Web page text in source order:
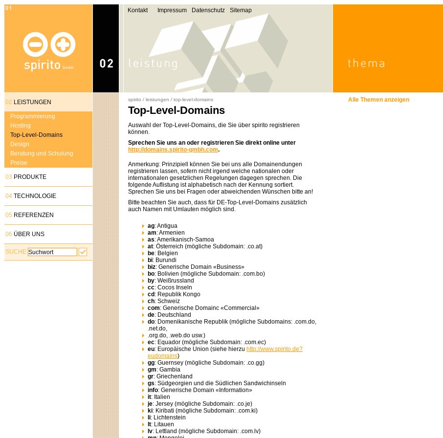
02 LEISTUNGEN
Programmierung
Hosting
Top-Level-Domains
Design
Beratung und Schulung
Preise
03 PRODUKTE
04 TECHNOLOGIE
05 REFERENZEN
06 ÜBER UNS
SUCHE
Kontakt Impressum Datenschutz Sitemap
spirito / leistungen / top-level-domains
Top-Level-Domains
Auswahl der Top-Level-Domains, die Sie über spirito registrieren
können.
Sprechen Sie uns an oder registrieren Sie direkt online unter
http://domains.spirito-gmbh.com.
Anmerkung: Prinzipiell können Sie bei uns alle Domainendungen
registrieren lassen, sofern nicht irgend welche nationalen oder
internationalen gesetzlichen Regelungen dagegen sprechen. Die
folgende Auflistung ist alphabetisch nach der Kennung sortiert.
Sprechen Sie uns bei Fragen oder abweichenden Wünschen bitte an!
Bitte beachten Sie auch, dass für DE-Top-Level-Domains zusätzlich
auch Namen mit Umlauten möglich sind.
ag: Antigua
am: Armenien
as: Amerikanisch-Samoa
at: Österreich (mögliche Subdomain: .co.at)
be: Belgien
bi: Burundi
biz: Generische Domain «Business»
bo: Bolivien (mögliche Subdomain: .com.bo)
by: Weißrussland
cc: Cocos Inseln
cd : Republik Kongo
ch: Schweiz
com: Generische Domainc «Commercial»
de: Deutschland
do: Domenikanische Republik (mögliche Subdomains: .com.do,
.net.do,
.org.do, .web.do usw.)
ec: Equador (mögliche Subdomain: .com.ec)
eu: Europäische Union (siehe hierzu http://www.spirito.de?
eudomains)
gg: Guernsey (mögliche Subdomain: .co.gg)
gm: Gambia
gr: Griechenland
gs: Südgeorgien und die Südlichen Sandwichinseln
info: Generische Domain «Information»
it: Italien
je: Jersey (mögliche Subdomain: .co.je)
ki: Kiribati (mögliche Subdomain: .com.ki)
li: Lichtenstein
lt: Litauen
lv: Lettland (mögliche Subdomain: .com.lv)
Alle Themen anzeigen